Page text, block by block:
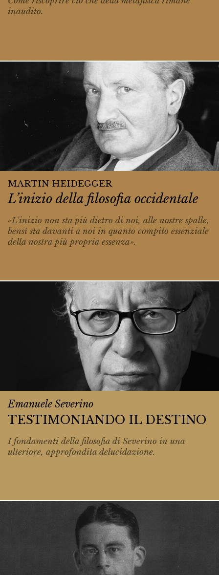
inaudito.
MARTIN HEIDEGGER
L’inizio della filosofia occidentale
«L'inizio non sta più dietro di noi, alle no­stre spalle,
bensì sta davanti a noi in quan­to compito essenziale
della nostra più pro­pria essenza».
Emanuele Severino
TESTIMONIANDO IL DESTINO
I fondamenti della filosofia di Severino in una
ulteriore, approfondita delucidazione.